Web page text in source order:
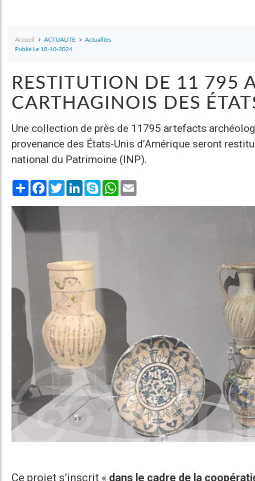
Accueil ACTUALITE
Actualités
Publié Le 18-10-2024
RESTITUTION DE 11 795
CARTHAGINOIS DES
Une collection de près de 11795 artefacts
provenance des États-Unis d’Amérique seront
national du Patrimoine (INP).
Share Facebook
TwitterLinkedInSkype WhatsApp
Ce projet s’inscrit « dans le cadre de la